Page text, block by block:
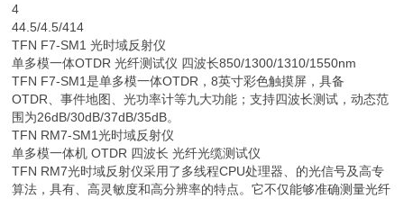
4
44.5/4.5/414
TFN F7-SM1 光时域反射仪
单多模一体OTDR 光纤测试仪 四波长850/1300/1310/1550nm
TFN F7-SM1是单多模一体OTDR，8英寸彩色触摸屏，具备
OTDR、事件地图、光功率计等九大功能；支持四波长测试，动态范
围为26dB/30dB/37dB/35dB。
TFN RM7-SM1光时域反射仪
单多模一体机 OTDR 四波长 光纤光缆测试仪
TFN RM7光时域反射仪采用了多线程CPU处理器、的光信号及高专
算法，具有、高灵敏度和高分辨率的特点。它不仅能够准确测量光纤